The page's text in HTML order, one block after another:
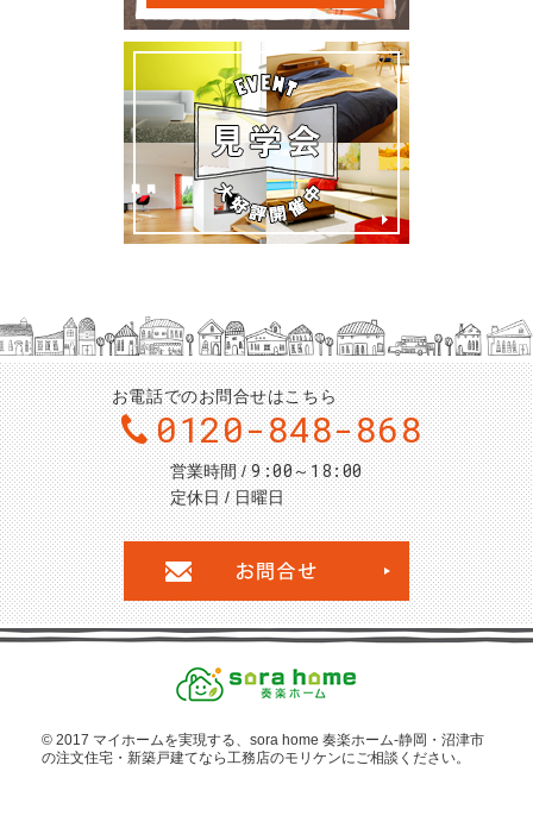
お電話でのお問合せはこちら
0120-848-868
営業時間 9:00～18:00
定休日 日曜日
お問合せ・ご
© 2017 マイホームを実現する、sora home 奏楽ホーム‐静岡・沼津市
の注文住宅・新築戸建てなら工務店のモリケンにご相談ください。